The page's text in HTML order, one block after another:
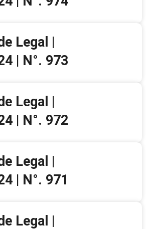
Legal |
| N°. 973
Legal |
| N°. 972
Legal |
| N°. 971
Legal |